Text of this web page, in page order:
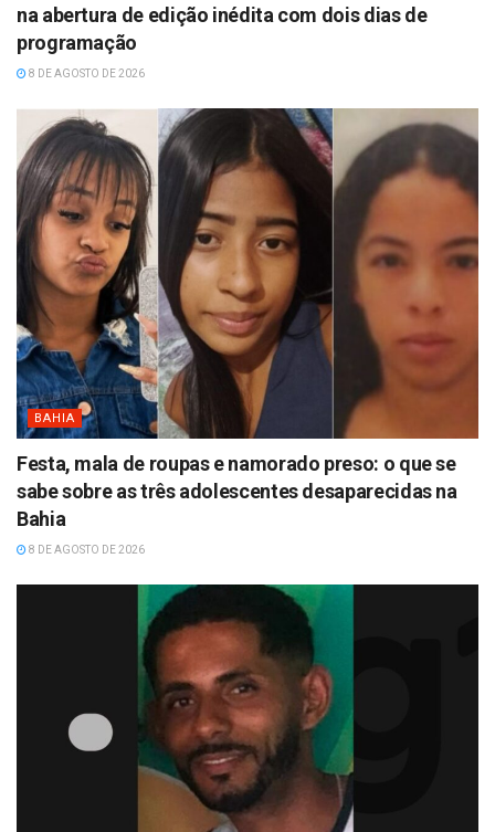
na abertura de edição inédita com dois dias de
programação
8 DE AGOSTO DE 2026
BAHIA
Festa, mala de roupas e namorado preso: o que se
sabe sobre as três adolescentes desaparecidas na
Bahia
8 DE AGOSTO DE 2026